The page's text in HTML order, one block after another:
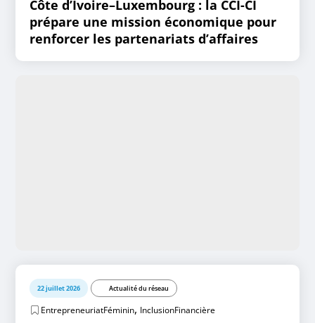
Côte d’Ivoire–Luxembourg : la CCI-CI
prépare une mission économique pour
renforcer les partenariats d’affaires
22 juillet 2026 Actualité du réseau
EntrepreneuriatFéminin, InclusionFinancière